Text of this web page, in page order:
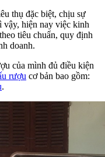
thụ đặc biệt, chịu sự
vậy, hiện nay việc kinh
tiêu chuẩn, quy định
doanh.
của mình đủ điều kiện
rượu cơ bản bao gồm:
.